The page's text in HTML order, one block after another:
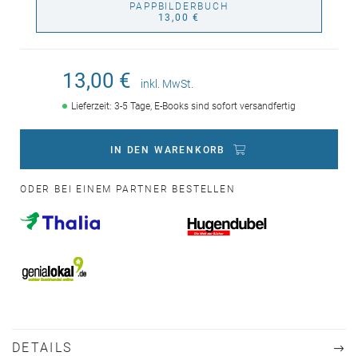
PAPPBILDERBUCH
13,00 €
13,00 € inkl. MwSt.
Lieferzeit: 3-5 Tage, E-Books sind sofort versandfertig
IN DEN WARENKORB
ODER BEI EINEM PARTNER BESTELLEN
DETAILS